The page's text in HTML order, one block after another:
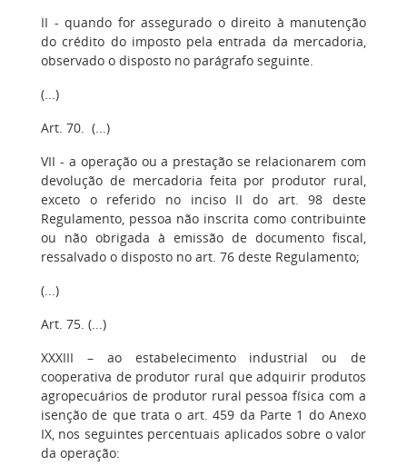
II - quando for assegurado o direito à manutenção
do crédito do imposto pela entrada da mercadoria,
observado o disposto no parágrafo seguinte.
(...)
Art. 70. (...)
VII - a operação ou a prestação se relacionarem com
devolução de mercadoria feita por produtor rural,
exceto o referido no inciso II do art. 98 deste
Regulamento, pessoa não inscrita como contribuinte
ou não obrigada à emissão de documento fiscal,
ressalvado o disposto no art. 76 deste Regulamento;
(...)
Art. 75. (...)
XXXIII – ao estabelecimento industrial ou de
cooperativa de produtor rural que adquirir produtos
agropecuários de produtor rural pessoa física com a
isenção de que trata o art. 459 da Parte 1 do Anexo
IX, nos seguintes percentuais aplicados sobre o valor
da operação: